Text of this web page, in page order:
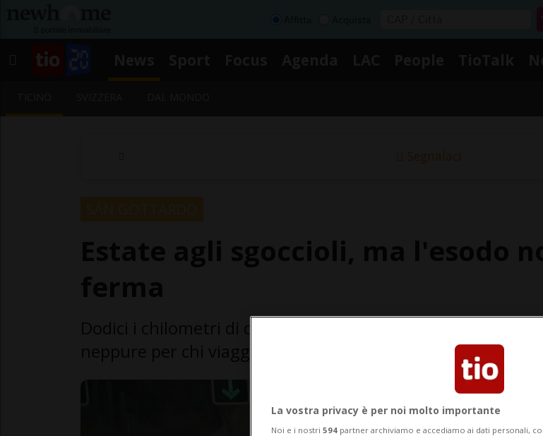
Segnalaci
La vostra privacy è per noi molto importante
Noi e i nostri 594 partner archiviamo e accediamo ai dati personali,